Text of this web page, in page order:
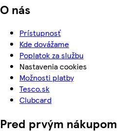
O nás
Prístupnosť
Kde dovážame
Poplatok za službu
Nastavenia cookies
Možnosti platby
Tesco.sk
Clubcard
Pred prvým nákupom